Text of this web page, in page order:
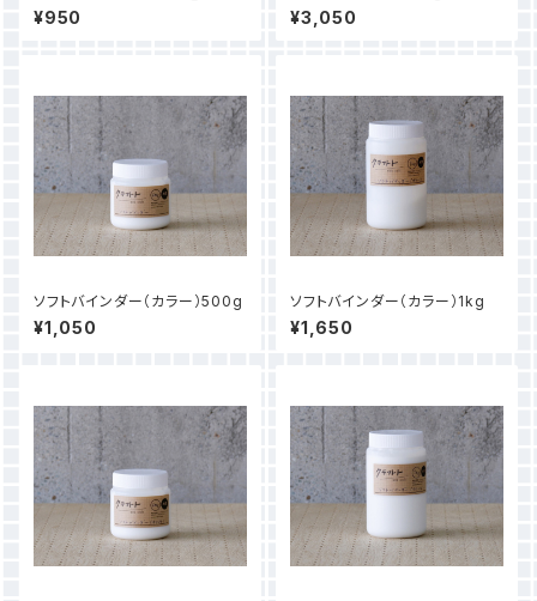
¥950 ¥3,050
ソフトバインダー（カラー）500g
¥1,050
ソフトバインダー（カラー）1kg
¥1,650